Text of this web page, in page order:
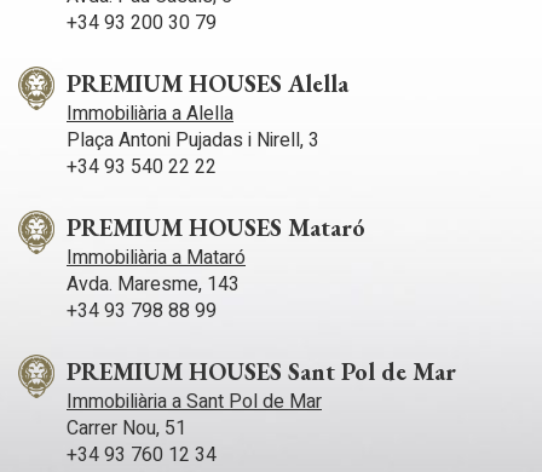
possibilitat d'instal·lar un ascensor, oferint un toc modern i
convenient per a aquells que busquen comoditat i
valor a la propietat, sinó que també ofereix la flexibilitat
d'adaptar l'espai segons les necessitats individuals i futures.
En resum, la casa no només ofereix bellesa i funcionalitat en
el disseny, sinó que també es destaca pel seu estat
impecable i la possibilitat d'incorporar comoditats modernes
d'un estil de vida còmode i contemporani. Una veritable joia
llesta per ser anomenada llar!
+34 93 200 30 79
PREMIUM HOUSES Alella
Immobiliària a Alella
Plaça Antoni Pujadas i Nirell, 3
+34 93 540 22 22
PREMIUM HOUSES Mataró
Immobiliària a Mataró
Avda. Maresme, 143
+34 93 798 88 99
PREMIUM HOUSES Sant Pol de Mar
Immobiliària a Sant Pol de Mar
Carrer Nou, 51
+34 93 760 12 34